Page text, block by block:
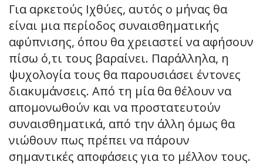
Για αρκετούς Ιχθύες, αυτός ο μήνας θα
είναι μια περίοδος συναισθηματικής
αφύπνισης, όπου θα χρειαστεί να αφήσουν
πίσω ό,τι τους βαραίνει. Παράλληλα, η
ψυχολογία τους θα παρουσιάσει έντονες
διακυμάνσεις. Από τη μία θα θέλουν να
απομονωθούν και να προστατευτούν
συναισθηματικά, από την άλλη όμως θα
νιώθουν πως πρέπει να πάρουν
σημαντικές αποφάσεις για το μέλλον τους.